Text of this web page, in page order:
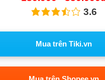
3.6
Mua trên Tiki.vn